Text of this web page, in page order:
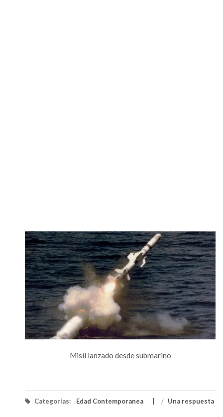
Misil lanzado desde submarino
Categorías: Edad Contemporanea / Una respuesta